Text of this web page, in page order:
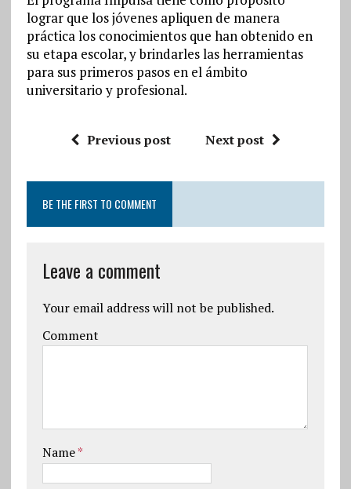
lograr que los jóvenes apliquen de manera
práctica los conocimientos que han obtenido en
su etapa escolar, y brindarles las herramientas
para sus primeros pasos en el ámbito
universitario y profesional.
Previous post Next post
BE THE FIRST TO COMMENT
Leave a comment
Your email address will not be published.
Comment
Name*